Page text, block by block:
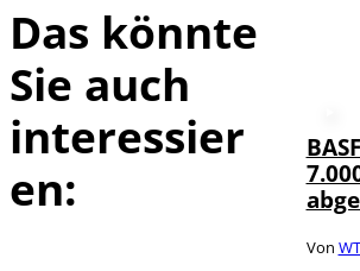
Das könnte
Sie auch
interessier
en:
Von